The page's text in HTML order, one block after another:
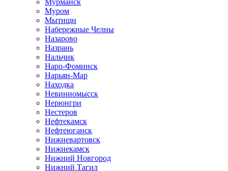
Мурманск
Муром
Мытищи
Набережные Челны
Назарово
Назрань
Нальчик
Наро-Фоминск
Нарьян-Мар
Находка
Невинномысск
Нерюнгри
Нестеров
Нефтекамск
Нефтеюганск
Нижневартовск
Нижнекамск
Нижний Новгород
Нижний Тагил